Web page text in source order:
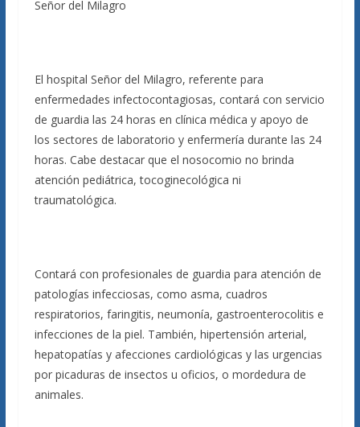
Señor del Milagro
El hospital Señor del Milagro, referente para
enfermedades infectocontagiosas, contará con servicio
de guardia las 24 horas en clínica médica y apoyo de
los sectores de laboratorio y enfermería durante las 24
horas. Cabe destacar que el nosocomio no brinda
atención pediátrica, tocoginecológica ni
traumatológica.
Contará con profesionales de guardia para atención de
patologías infecciosas, como asma, cuadros
respiratorios, faringitis, neumonía, gastroenterocolitis e
infecciones de la piel. También, hipertensión arterial,
hepatopatías y afecciones cardiológicas y las urgencias
por picaduras de insectos u oficios, o mordedura de
animales.